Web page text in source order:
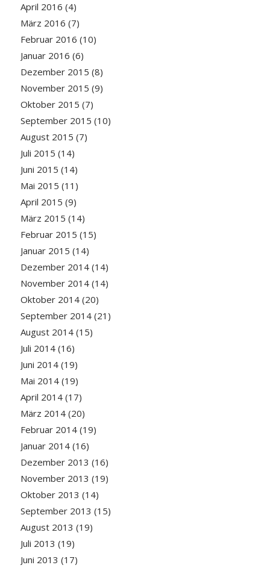
April 2016 (4)
März 2016 (7)
Februar 2016 (10)
Januar 2016 (6)
Dezember 2015 (8)
November 2015 (9)
Oktober 2015 (7)
September 2015 (10)
August 2015 (7)
Juli 2015 (14)
Juni 2015 (14)
Mai 2015 (11)
April 2015 (9)
März 2015 (14)
Februar 2015 (15)
Januar 2015 (14)
Dezember 2014(14)
November 2014(14)
Oktober 2014(20)
September 2014(21)
August 2014(15)
Juli 2014(16)
Juni 2014(19)
Mai 2014(19)
April 2014(17)
März 2014(20)
Februar 2014(19)
Januar 2014(16)
Dezember 2013 (16)
November 2013 (19)
Oktober 2013 (14)
September 2013 (15)
August 2013 (19)
Juli 2013 (19)
Juni 2013 (17)